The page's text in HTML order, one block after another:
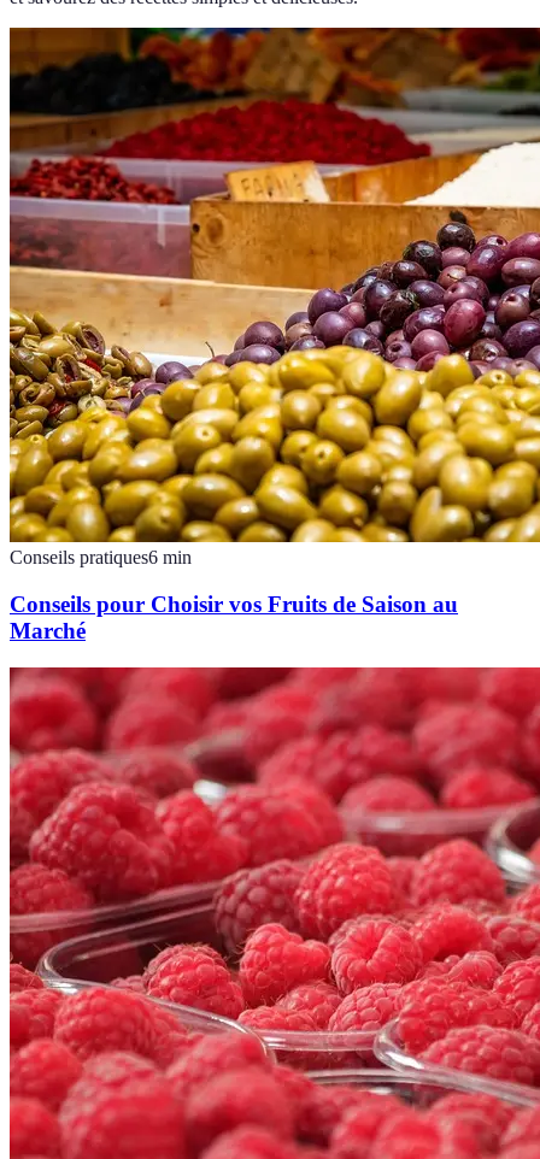
Conseils pratiques6 min
Conseils pour Choisir vos Fruits de Saison au
Marché